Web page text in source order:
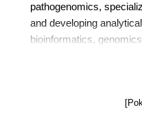
pathogenomics,
and developing
bioinformatics,
and proteomics at The
downloads combined.